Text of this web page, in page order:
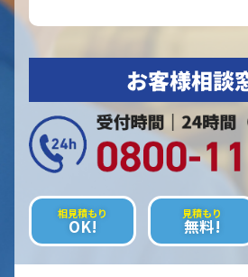
お客様相談
相見積もり
OK!
見積もり
無料!